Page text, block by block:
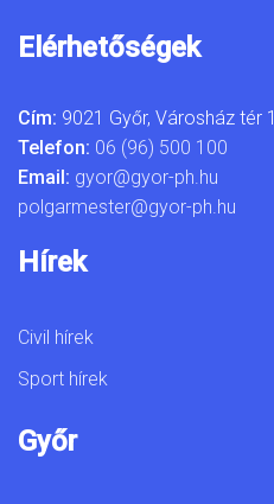
Elérhetőségek
Cím: 9021 Győr, Városház tér 1.
Telefon: 06 (96) 500 100
Email: gyor@gyor-ph.hu
polgarmester@gyor-ph.hu
Hírek
Civil hírek
Sport hírek
Győr